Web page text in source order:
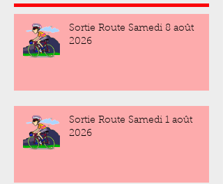
Sortie Route Samedi 8 août
2026
Sortie Route Samedi 1 août
2026